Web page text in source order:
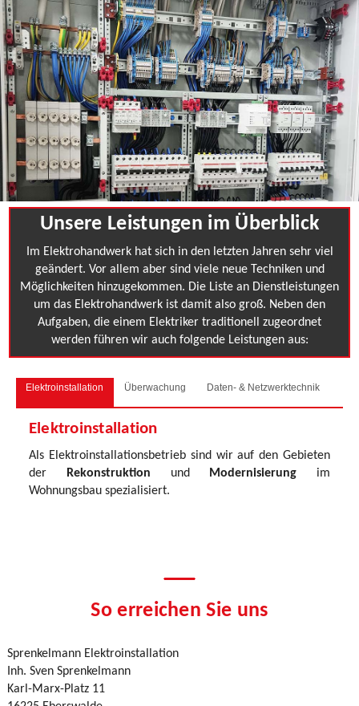
Unsere Leistungen im Überblick
Im Elektrohandwerk hat sich in den letzten Jahren sehr viel
geändert. Vor allem aber sind viele neue Techniken und
Möglichkeiten hinzugekommen. Die Liste an Dienstleistungen
um das Elektrohandwerk ist damit also groß. Neben den
Aufgaben, die einem Elektriker traditionell zugeordnet
werden führen wir auch folgende Leistungen aus:
Elektroinstallation Überwachung Daten- & Netzwerktechnik
Elektroinstallation
Als Elektroinstallationsbetrieb sind wir auf den Gebieten
der
Rekonstruktion und Modernisierung im
Wohnungsbau spezialisiert.
So erreichen Sie uns
Sprenkelmann Elektroinstallation
Inh. Sven Sprenkelmann
Karl-Marx-Platz 11